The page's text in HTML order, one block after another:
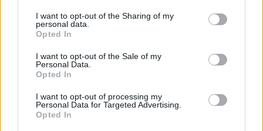
I want to opt-out of the Sharing of my
personal data.
Opted In
I want to opt-out of the Sale of my
Personal Data.
Opted In
I want to opt-out of processing my
Personal Data for Targeted Advertising.
Opted In
Prima sport - co nabídne v prvním